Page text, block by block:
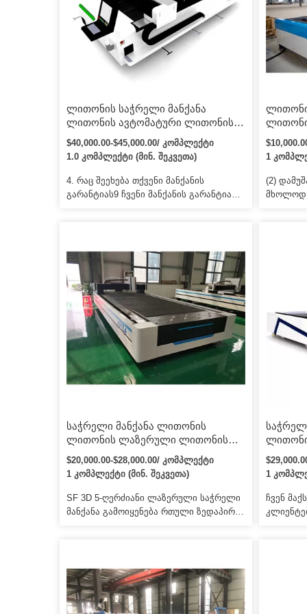
ნაწილზე
სამუშაო მაგიდა უფრო ეფექტურია
მასალისთვის […]
ლითონის საჭრელი მანქანა
ლითონის ავტომატური ლითონის
საჭრელი მანქანა 1kw 1.5kw Metal
CNC Tube ბოჭკოვანი ლაზერული
საჭრელი მანქანა მილის სიგრძე 6მ
ავტომატური დატვირთვის
გადმოტვირთვის სისტემით
$40,000.00-$45,000.00/ კომპლექტი
1.0 კომპლექტი (მინ. შეკვეთა)
4. რაც შეეხება თქვენი მანქანის
გარანტიას9 ჩვენი მანქანის გარანტია
ასევე შეგვიძლია გავაგზავნოთ ჩვენი
ტექნიკოსი კლიენტის ქარხანაში
გაყიდვის შემდგომი სერვისის
გასაკეთებლად! 5. უსაფრთხოა თუ არა
თქვენი მანქანა გამოსაყენებლად,
დააზარალებს ადამიანის სხეულს9 არა,
ეს გარანტირებულია.
1500w
ჭრის
1
(2)
მხოლოდ
გთხოვთ,
ჩვენს
გვაქვს
სახის
საჭრელი მანქანა ლითონის
ლითონის ლაზერული ლითონის
საჭრელი მანქანა Rbqlty ბოჭკოვანი
ლაზერული საჭრელი მანქანა
8000W ლითონისთვის
$20,000.00-$28,000.00/ კომპლექტი
1 კომპლექტი (მინ. შეკვეთა)
SF 3D 5-ღერძიანი ლაზერული საჭრელი
მანქანა გამოიყენება რთული ზედაპირის
პროგრესული გადაწყვეტის დიზაინს
ყველა დისტრიბუტორსა და
მომხმარებელს.
Pipe
1
ჩვენ